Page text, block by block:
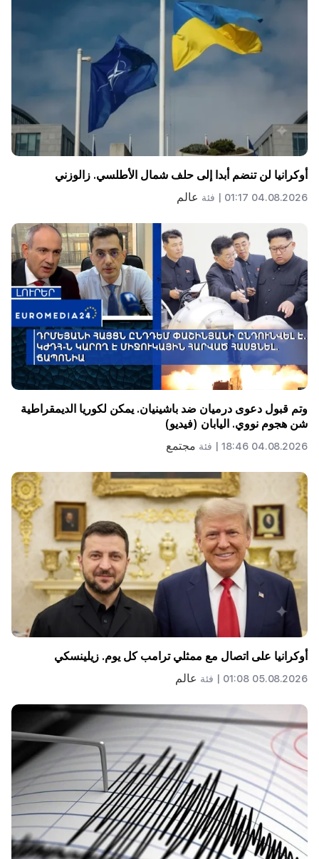
أوكرانيا لن تنضم أبدا إلى حلف شمال الأطلسي. زالوزني
04.08.2026 01:17 | فئة عالم
وتم قبول دعوى درميان ضد باشينيان. يمكن لكوريا الديمقراطية
شن هجوم نووي. اليابان (فيديو)
04.08.2026 18:46 | فئة مجتمع
أوكرانيا على اتصال مع ممثلي ترامب كل يوم. زيلينسكي
05.08.2026 01:08 | فئة عالم